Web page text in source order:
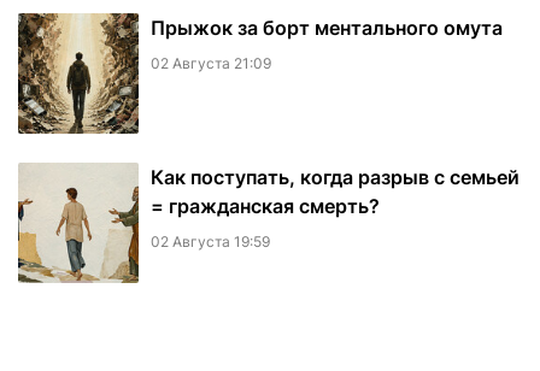
​Прыжок за борт ментального омута
02 Августа 21:09
Как поступать, когда разрыв с семьей
= гражданская смерть?
02 Августа 19:59